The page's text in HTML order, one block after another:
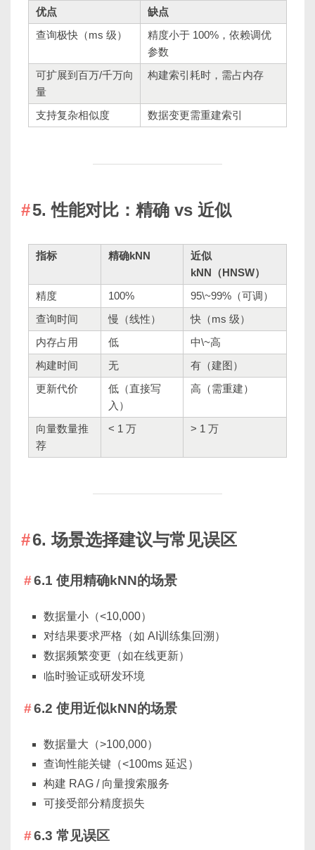
优点
缺点
查询极快（ms 级）
精度小于 100%，依赖调优
参数
可扩展到百万/千万向
量
构建索引耗时，需占内存
支持复杂相似度 数据变更需重建索引
5. 性能对比：精确 vs 近似
指标 精确kNN
近似
kNN（HNSW）
精度
100%
95\~99%（可调）
查询时间
慢（线性）
快（ms 级）
内存占用
低
中\~高
构建时间
无
有（建图）
更新代价
低（直接写
入）
高（需重建）
向量数量推
荐
< 1 万 > 1 万
6. 场景选择建议与常见误区
6.1 使用精确kNN的场景
数据量小（<10,000）
对结果要求严格（如 AI训练集回溯）
数据频繁变更（如在线更新）
临时验证或研发环境
6.2 使用近似kNN的场景
数据量大（>100,000）
查询性能关键（<100ms 延迟）
构建 RAG / 向量搜索服务
可接受部分精度损失
6.3 常见误区